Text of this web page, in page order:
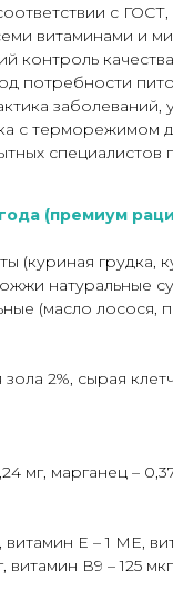
с ГОСТ,
витаминами и
контроль
потребности
с терморежимом
специалистов
(премиум
(куриная грудка,
натуральные
(масло лосося,
2%, сырая
мг, марганец –
Е – 1 МЕ,
В9 – 125